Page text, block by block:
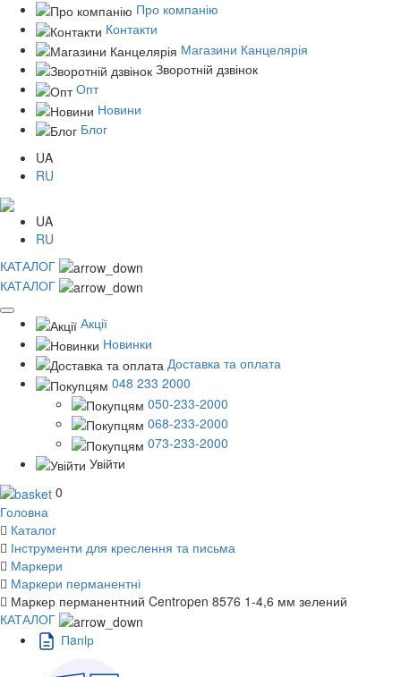
Про компанію
Контакти
Магазини Канцелярія
Зворотній дзвінок
Опт
Новини
Блог
UA
RU
UA
RU
КАТАЛОГ
КАТАЛОГ
Акції
Новинки
Доставка та оплата
048 233 2000
050-233-2000
068-233-2000
073-233-2000
Увійти
0
Головна
Каталог
Інструменти для креслення та письма
Маркери
Маркери перманентні
Маркер перманентний Centropen 8576 1-4,6 мм зелений
КАТАЛОГ
Пaпiр